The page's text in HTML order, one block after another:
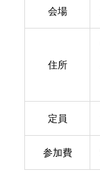
会場
住所
定員
参加費